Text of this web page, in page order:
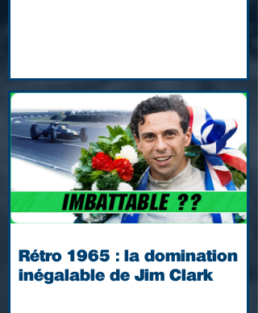
Rétro 1965 : la domination
inégalable de Jim Clark